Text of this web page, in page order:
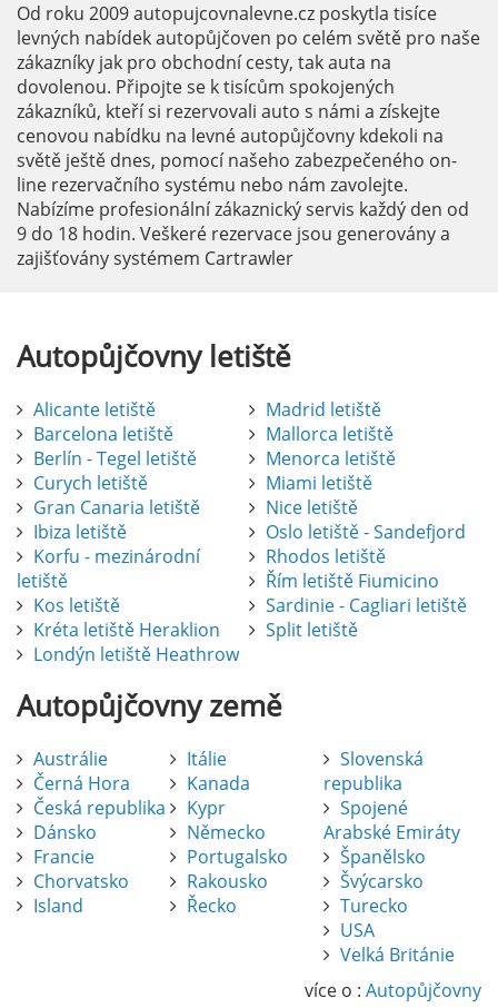
Od roku 2009 autopujcovnalevne.cz poskytla tisíce
levných nabídek autopůjčoven po celém světě pro naše
zákazníky jak pro obchodní cesty, tak auta na
dovolenou. Připojte se k tisícům spokojených
zákazníků, kteří si rezervovali auto s námi a získejte
cenovou nabídku na levné autopůjčovny kdekoli na
světě ještě dnes, pomocí našeho zabezpečeného on-
line rezervačního systému nebo nám zavolejte.
Nabízíme profesionální zákaznický servis každý den od
9 do 18 hodin. Veškeré rezervace jsou generovány a
zajišťovány systémem Cartrawler
Autopůjčovnyletiště
Alicante letiště
Barcelona letiště
Berlín - Tegel letiště
Curych letiště
Gran Canaria letiště
Ibiza letiště
Korfu - mezinárodní
letiště
Kos letiště
Kréta letiště Heraklion
Londýn letiště Heathrow
Madrid letiště
Mallorca letiště
Menorca letiště
Miami letiště
Nice letiště
Oslo letiště - Sandefjord
Rhodos letiště
Řím letiště Fiumicino
Sardinie - Cagliari letiště
Split letiště
Autopůjčovnyzemě
Austrálie
Černá Hora
Česká republika
Dánsko
Francie
Chorvatsko
Island
Itálie
Kanada
Kypr
Německo
Portugalsko
Rakousko
Řecko
Slovenská
republika
Spojené
Arabské Emiráty
Španělsko
Švýcarsko
Turecko
USA
Velká Británie
více o : Autopůjčovny
Pronájem auta na letišti Alicante
Půjčení auta na letišti v Alicante je výborný
způsob, jak pohodlně objevovat město i jeho